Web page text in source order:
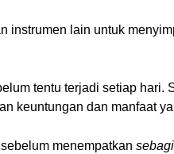
instrumen lain untuk
tentu terjadi setiap
keuntungan dan manfaat
menempatkan